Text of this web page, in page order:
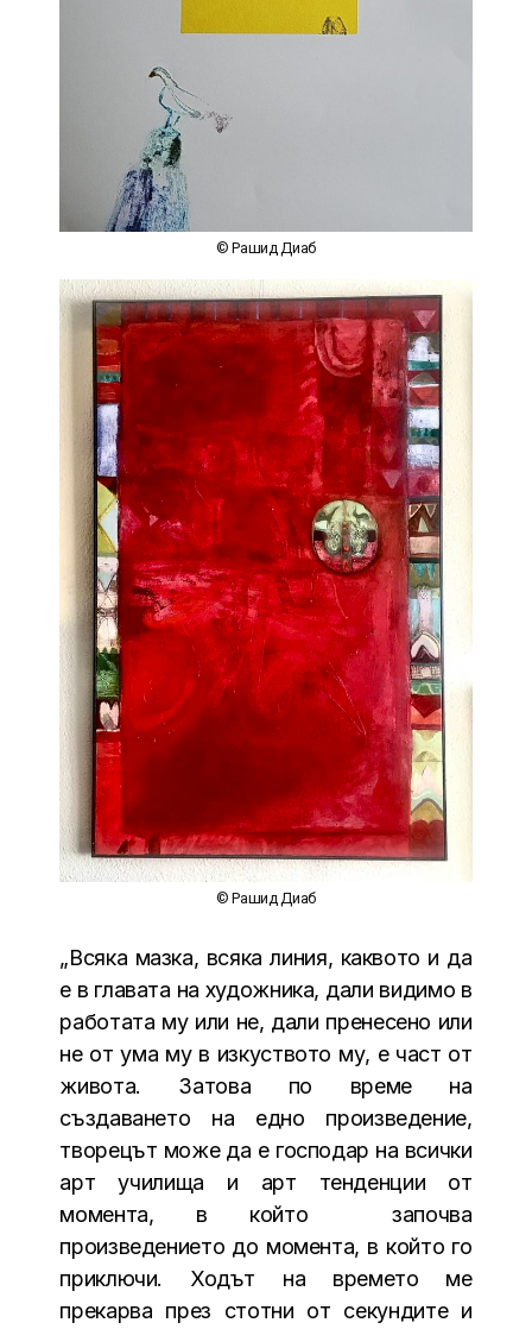
© Рашид Диаб
© Рашид Диаб
„Всяка мазка, всяка линия, каквото и да
е в главата на художника, дали видимо в
работата му или не, дали пренесено или
не от ума му в изкуството му, е част от
живота. Затова по време на
създаването на едно произведение,
творецът може да е господар на всички
арт училища и арт тенденции от
момента, в който започва
произведението до момента, в който го
приключи. Ходът на времето ме
прекарва през стотни от секундите и